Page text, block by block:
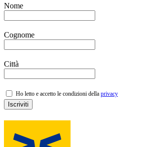
Nome
Cognome
Città
Ho letto e accetto le condizioni della privacy
Iscriviti